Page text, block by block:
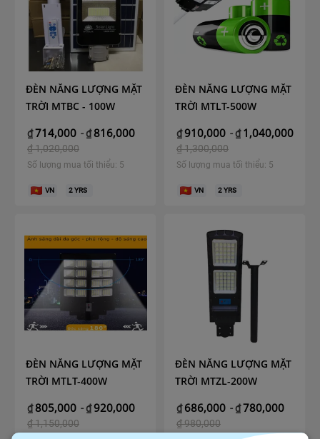
ĐÈN NĂNG LƯỢNG MẶT
TRỜI MTBC - 100W
₫714,000 -₫ 816,000
₫1,020,000
Số lượng mua tối thiểu: 5
VN 2YRS
ĐÈN NĂNG LƯỢNG MẶT
TRỜI MTLT-500W
₫ 910,000 -₫ 1,040,000
₫1,300,000
Số lượng mua tối thiểu: 5
VN 2YRS
ĐÈN NĂNG LƯỢNG MẶT
TRỜI MTLT-400W
₫ 805,000 -₫ 920,000
₫1,150,000
ĐÈN NĂNG LƯỢNG MẶT
TRỜI MTZL-200W
₫ 686,000 -₫780,000
₫980,000